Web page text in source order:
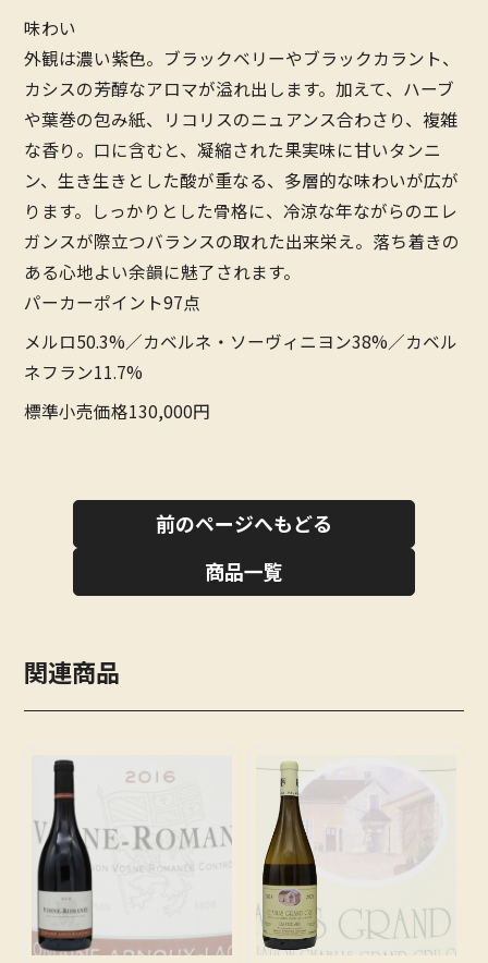
味わい
外観は濃い紫色。ブラックベリーやブラックカラント、
カシスの芳醇なアロマが溢れ出します。加えて、ハーブ
や葉巻の包み紙、リコリスのニュアンス合わさり、複雑
な香り。口に含むと、凝縮された果実味に甘いタンニ
ン、生き生きとした酸が重なる、多層的な味わいが広が
ります。しっかりとした骨格に、冷涼な年ながらのエレ
ガンスが際立つバランスの取れた出来栄え。落ち着きの
ある心地よい余韻に魅了されます。
パーカーポイント97点
メルロ50.3%／カベルネ・ソーヴィニヨン38%／カベル
ネフラン11.7%
標準小売価格130,000円
前のページへもどる
商品一覧
関連商品